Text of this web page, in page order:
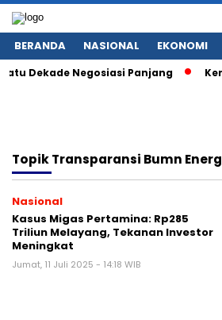
BERANDA NASIONAL EKONOMI
Dekade Negosiasi Panjang
TopikTransparansi Bumn
Nasional
Kasus Migas Pertamina: Rp285
Triliun Melayang, Tekanan Investor
Meningkat
Jumat, 11 Juli 2025 - 14:18 WIB